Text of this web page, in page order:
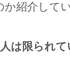
紹介して
は限られて